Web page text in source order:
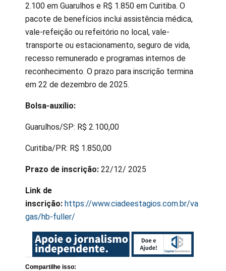
2.100 em Guarulhos e R$ 1.850 em Curitiba. O
pacote de benefícios inclui assistência médica,
vale-refeição ou refeitório no local, vale-
transporte ou estacionamento, seguro de vida,
recesso remunerado e programas internos de
reconhecimento. O prazo para inscrição termina
em 22 de dezembro de 2025.
Bolsa-auxílio:
Guarulhos/SP: R$ 2.100,00
Curitiba/PR: R$ 1.850,00
Prazo de inscrição: 22/12/ 2025
Link de
inscrição: https://www.ciadeestagios.com.br/va
gas/hb-fuller/
Compartilhe isso: